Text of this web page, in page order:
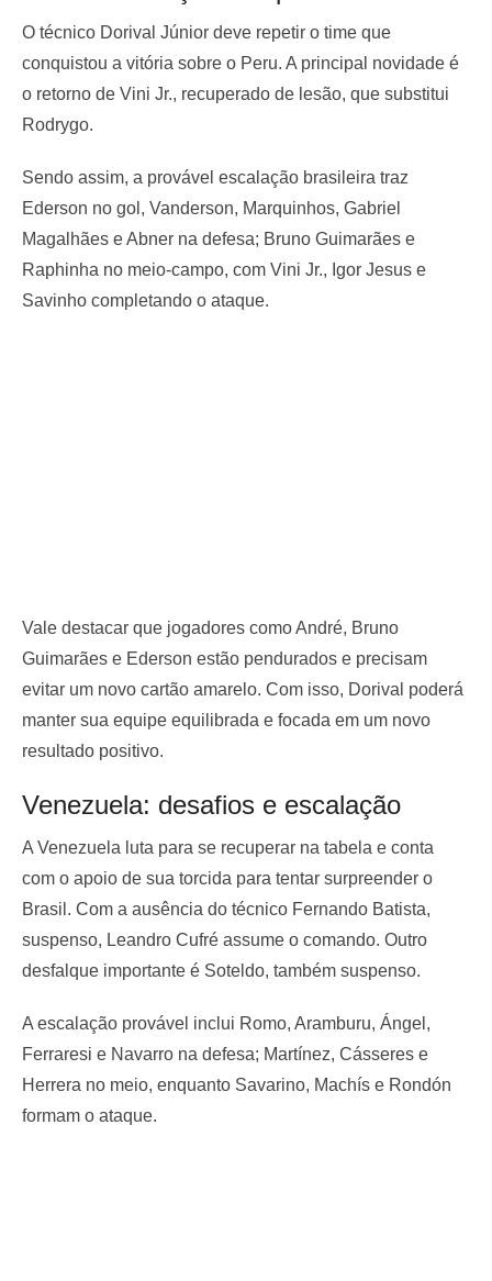
O técnico Dorival Júnior deve repetir o time que
conquistou a vitória sobre o Peru. A principal novidade é
o retorno de Vini Jr., recuperado de lesão, que substitui
Rodrygo.
Sendo assim, a provável escalação brasileira traz
Ederson no gol, Vanderson, Marquinhos, Gabriel
Magalhães e Abner na defesa; Bruno Guimarães e
Raphinha no meio-campo, com Vini Jr., Igor Jesus e
Savinho completando o ataque.
Vale destacar que jogadores como André, Bruno
Guimarães e Ederson estão pendurados e precisam
evitar um novo cartão amarelo. Com isso, Dorival poderá
manter sua equipe equilibrada e focada em um novo
resultado positivo.
Venezuela: desafios e escalação
A Venezuela luta para se recuperar na tabela e conta
com o apoio de sua torcida para tentar surpreender o
Brasil. Com a ausência do técnico Fernando Batista,
suspenso, Leandro Cufré assume o comando. Outro
desfalque importante é Soteldo, também suspenso.
A escalação provável inclui Romo, Aramburu, Ángel,
Ferraresi e Navarro na defesa; Martínez, Cásseres e
Herrera no meio, enquanto Savarino, Machís e Rondón
formam o ataque.